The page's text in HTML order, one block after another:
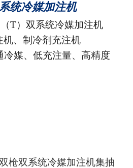
统冷媒加注机
T）双系统冷媒加注机
机、制冷剂充注机
媒、低充注量、高精度
枪双系统冷媒加注机集抽